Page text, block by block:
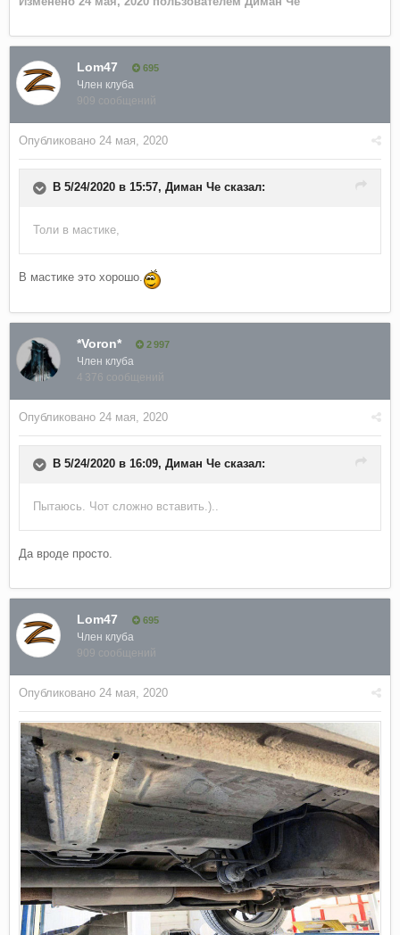
Lom47 695
Член клуба
909 сообщений
Опубликовано 24 мая, 2020
В 5/24/2020 в 15:57, Диман Че сказал:
Толи в мастике,
В мастике это хорошо.
*Voron* 2 997
Член клуба
4 376 сообщений
Опубликовано 24 мая, 2020
В 5/24/2020 в 16:09, Диман Че сказал:
Пытаюсь. Чот сложно вставить.)..
Да вроде просто.
Lom47 695
Член клуба
909 сообщений
Опубликовано 24 мая, 2020